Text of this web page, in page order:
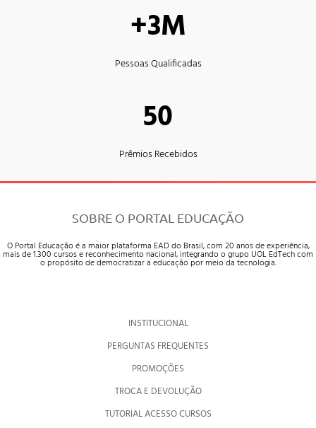
+3M
Pessoas Qualificadas
50
Prêmios Recebidos
SOBRE O PORTAL EDUCAÇÃO
O Portal Educação é a maior plataforma EAD do Brasil, com 20 anos de experiência,
mais de 1.300 cursos e reconhecimento nacional, integrando o grupo UOL EdTech com
o propósito de democratizar a educação por meio da tecnologia.
INSTITUCIONAL
PERGUNTAS FREQUENTES
PROMOÇÕES
TROCA E DEVOLUÇÃO
TUTORIAL ACESSO CURSOS